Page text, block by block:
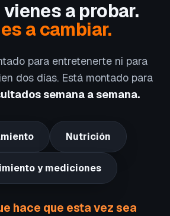
a probar.
a cambiar.
para entretenerte ni para
dos días. Está montado para
semana a semana.
Nutrición
y mediciones
hace que esta vez sea